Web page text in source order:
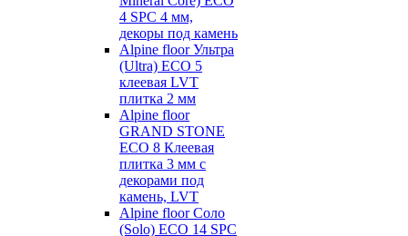
4 SPC 4 мм,
декоры под камень
Alpine floor Ультра
(Ultra) ECO 5
клеевая LVT
плитка 2 мм
Alpine floor
GRAND STONE
ECO 8 Клеевая
плитка 3 мм с
декорами под
камень, LVT
Alpine floor Соло
(Solo) ECO 14 SPC